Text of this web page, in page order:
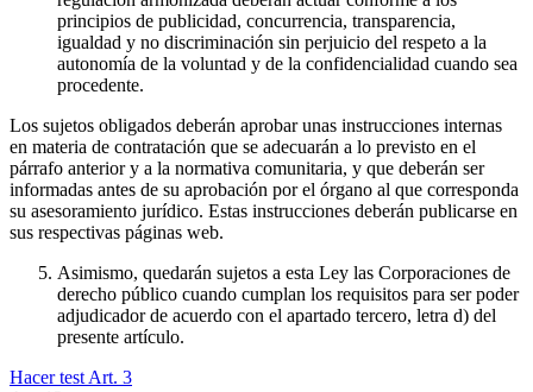
principios de publicidad, concurrencia, transparencia,
igualdad y no discriminación sin perjuicio del respeto a la
autonomía de la voluntad y de la confidencialidad cuando sea
procedente.
Los sujetos obligados deberán aprobar unas instrucciones internas
en materia de contratación que se adecuarán a lo previsto en el
párrafo anterior y a la normativa comunitaria, y que deberán ser
informadas antes de su aprobación por el órgano al que corresponda
su asesoramiento jurídico. Estas instrucciones deberán publicarse en
sus respectivas páginas web.
Asimismo, quedarán sujetos a esta Ley las Corporaciones de
derecho público cuando cumplan los requisitos para ser poder
adjudicador de acuerdo con el apartado tercero, letra d) del
presente artículo.
Hacer test Art. 3